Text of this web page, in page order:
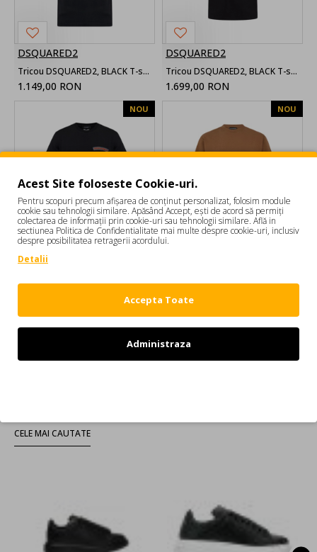
DSQUARED2
Tricou DSQUARED2, BLACK T-shirt with printed logo
1.149,00 RON
DSQUARED2
Tricou DSQUARED2, BLACK T-shirt with pocket
1.699,00 RON
NOU
DSQUARED2
1.149,00 RON
NOU
1.199,00 RON
1 2 3 4 5 6 7 8
9
Haine Si Incaltaminte Dsquared2
CELE MAI CAUTATE
Acest Site foloseste Cookie-uri.
Pentru scopuri precum afișarea de conținut personalizat, folosim module
cookie sau tehnologii similare. Apăsând Accept, ești de acord să permiți
colectarea de informații prin cookie-uri sau tehnologii similare. Află in
sectiunea Politica de Confidentialitate mai multe despre cookie-uri, inclusiv
despre posibilitatea retragerii acordului.
Detalii
Accepta Toate
Administraza